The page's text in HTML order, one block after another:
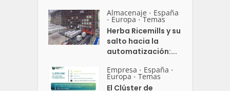
Almacenaje • España
• Europa • Temas
Herba Ricemills y su
salto hacia la
automatización:...
Empresa • España •
Europa • Temas
El Clúster de